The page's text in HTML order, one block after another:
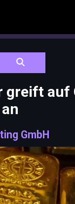
greift auf
GmbH